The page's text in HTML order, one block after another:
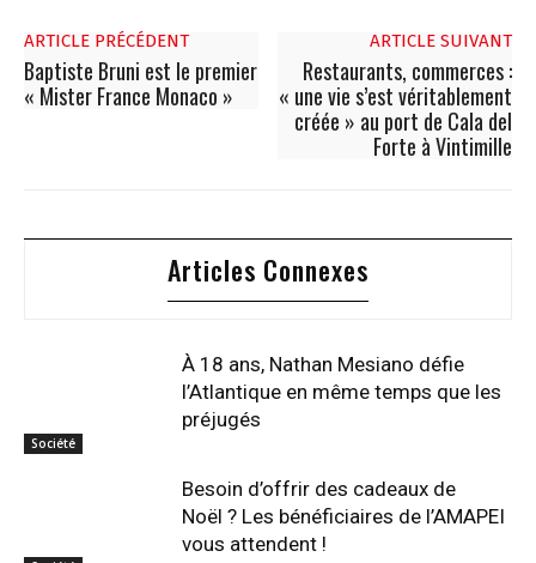
ARTICLE PRÉCÉDENT
Baptiste Bruni est le premier
« Mister France Monaco »
ARTICLE SUIVANT
Restaurants, commerces :
« une vie s’est véritablement
créée » au port de Cala del
Forte à Vintimille
Articles Connexes
Société
À 18 ans, Nathan Mesiano défie
l’Atlantique en même temps que les
préjugés
Besoin d’offrir des cadeaux de
Noël ? Les bénéficiaires de l’AMAPEI
vous attendent !